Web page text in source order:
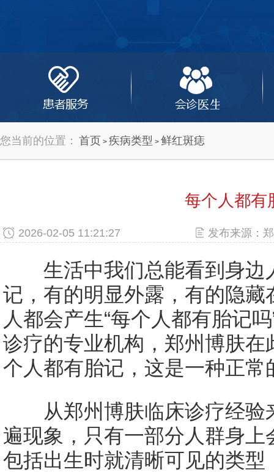
您当前的位置： 首页 > 疾病类型 > 鲜红斑痣
每个人都有
2026-02-05 11:21:27 发布来源：
生活中我们总能看到身边
记，有的明显外露，有的隐
人都会产生“每个人都有胎记
诊疗的专业机构，郑州博肤
个人都有胎记，这是一种正常
从郑州博肤临床诊疗经验
遍现象，只有一部分人群身
包括出生时就清晰可见的类